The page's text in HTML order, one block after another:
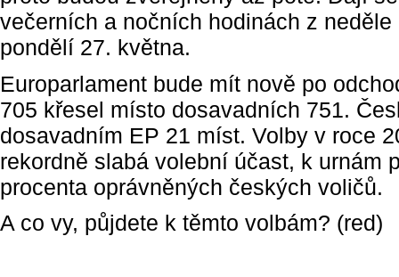
večerních a nočních hodinách z neděle
pondělí 27. května.
Europarlament bude mít nově po
705 křesel místo dosavadních 751.
dosavadním EP 21 míst. Volby v roce
rekordně slabá volební účast, k urnám
procenta oprávněných českých voličů.
A co vy, půjdete k těmto volbám? (red)